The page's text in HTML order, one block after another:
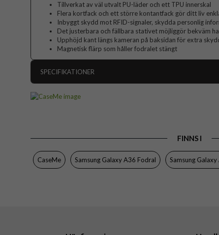
Tillverkat av väl utvalt PU-läder och ett TPU innerskal
Flera kortfack och ett större kontantfack gör ditt liv
Inbyggt skydd mot RFID-signaler, skydda personlig
Det justerbara och fällbara stativet möjliggör bekväm
Upphöjd kant längs kameran på baksidan för extra
Magnetisk flärp som håller fodralet stängt
SPECIFIKATIONER
Egenskaper
Färg
Material
FINNS I
CaseMe Samsung Galaxy A36 Fodral Samsung Galaxy